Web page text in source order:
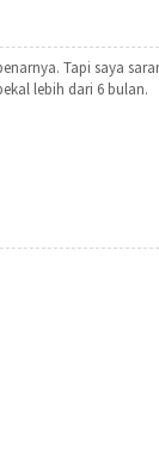
Tapi saya
lebih dari 6 bulan.